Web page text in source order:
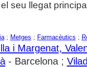
seu llegat
; Metges ; Farmacèutics ;
i Margenat,
- Barcelona ;